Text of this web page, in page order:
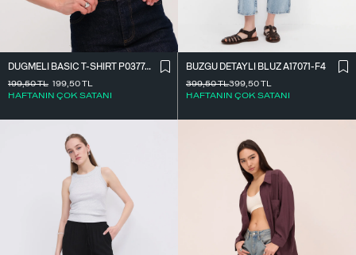
DÜĞMELI BASIC T-SHIRT P0377-K12
199,50TL
HAFTANIN ÇOK SATANI
199,50TL
BÜZGÜ DETAYLI BLUZ A17071-F4
399,50TL
HAFTANIN ÇOK SATANI
399,50TL